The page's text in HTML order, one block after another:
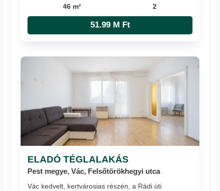
46 m² 2
51.99 M Ft
ELADÓ TÉGLALAKÁS
Pest megye, Vác, Felsőtörökhegyi utca
Vác kedvelt, kertvárosias részén, a Rádi úti